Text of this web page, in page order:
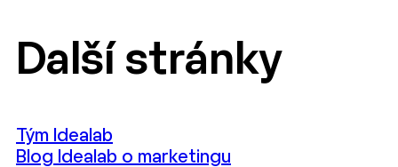
Další stránky
Tým Idealab
Blog Idealab o marketingu